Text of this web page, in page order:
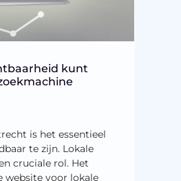
kunt
is het essentieel
te zijn. Lokale
cruciale rol. Het
website voor lokale